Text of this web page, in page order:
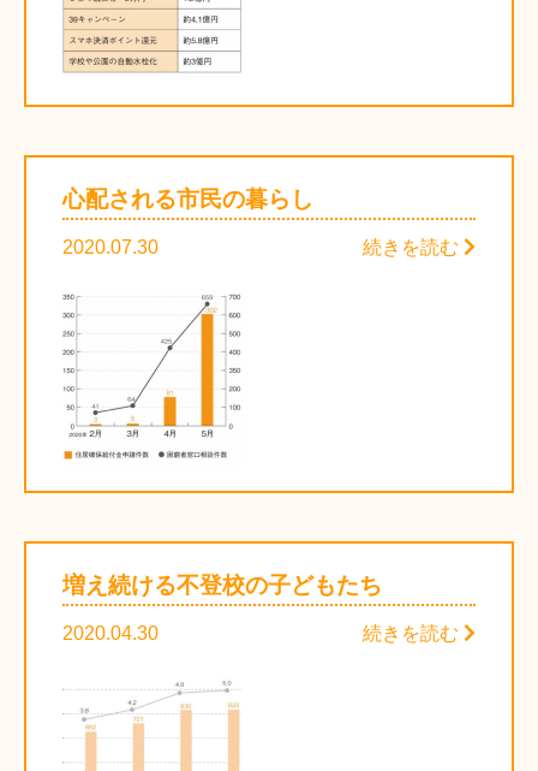
心配される市民の暮らし
2020.07.30 続きを読む
増え続ける不登校の子どもたち
2020.04.30 続きを読む